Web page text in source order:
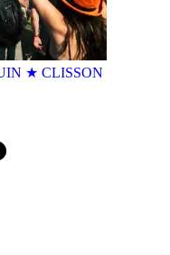
★ CLISSON